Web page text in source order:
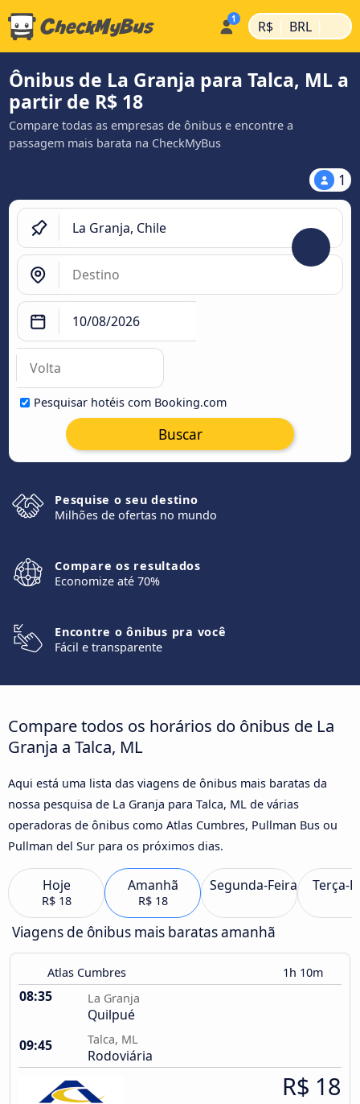
R$ | BRL |
Ônibus de La Granja para Talca, ML a
partir de R$ 18
Compare todas as empresas de ônibus e encontre a
passagem mais barata na CheckMyBus
1
Pesquisar hotéis com Booking.com
Buscar
Pesquise o seu destino
Milhões de ofertas no mundo
Compare os resultados
Economize até 70%
Encontre o ônibus pra você
Fácil e transparente
Compare todos os horários do ônibus de La
Granja a Talca, ML
Aqui está uma lista das viagens de ônibus mais baratas da
nossa pesquisa de La Granja para Talca, ML de várias
operadoras de ônibus como Atlas Cumbres, Pullman Bus ou
Pullman del Sur para os próximos dias.
Hoje
R$ 18
Amanhã
R$ 18
Segunda-Feira Terça-
Viagens de ônibus mais baratas amanhã
Atlas Cumbres 1h 10m
08:35 La Granja
Quilpué
09:45
Talca, ML
Rodoviária
R$ 18